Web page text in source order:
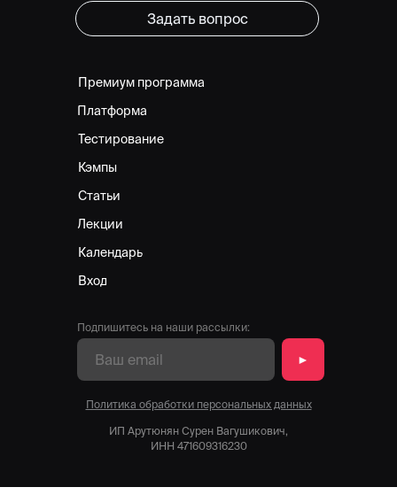
ИП Арутюнян Сурен Вагушикович,
ИНН 471609316230
Задать вопрос
Подпишитесь на наши рассылки:
►
Платформа
Тестирование
Премиум программа
Кэмпы
Статьи
Вход
Лекции
Календарь
Политика обработки персональных данных